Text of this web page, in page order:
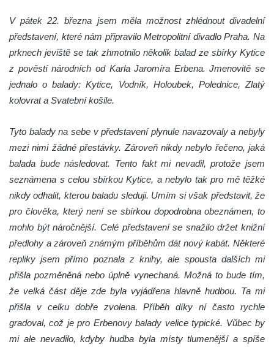
V pátek 22. března jsem měla možnost zhlédnout divadelní
představení, které nám připravilo Metropolitní divadlo Praha. Na
prknech jeviště se tak zhmotnilo několik balad ze sbírky Kytice
z pověstí národních od Karla Jaromíra Erbena. Jmenovitě se
jednalo o balady: Kytice, Vodník, Holoubek, Polednice, Zlatý
kolovrat a Svatební košile.
Tyto balady na sebe v představení plynule navazovaly a nebyly
mezi nimi žádné přestávky. Zároveň nikdy nebylo řečeno, jaká
balada bude následovat. Tento fakt mi nevadil, protože jsem
seznámena s celou sbírkou Kytice, a nebylo tak pro mě těžké
nikdy odhalit, kterou baladu sleduji. Umím si však představit, že
pro člověka, který není se sbírkou dopodrobna obeznámen, to
mohlo být náročnější. Celé představení se snažilo držet knižní
předlohy a zároveň známým příběhům dát nový kabát. Některé
repliky jsem přímo poznala z knihy, ale spousta dalších mi
přišla pozměněná nebo úplně vynechaná. Možná to bude tím,
že velká část děje zde byla vyjádřena hlavně hudbou. Ta mi
přišla v celku dobře zvolena. Příběh díky ní často rychle
gradoval, což je pro Erbenovy balady velice typické. Vůbec by
mi ale nevadilo, kdyby hudba byla místy tlumenější a spíše